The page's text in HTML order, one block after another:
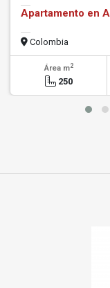
Apartamento en
Colombia
Área m2
250